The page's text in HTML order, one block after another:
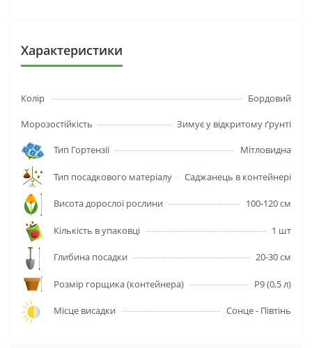
Характеристики
Колір Бордовий
Морозостійкість Зимує у відкритому ґрунті
Тип Гортензії Мітловидна
Тип посадкового матеріалу Саджанець в контейнері
Висота дорослої рослини 100-120 см
Кількість в упаковці 1 шт
Глибина посадки 20-30 см
Розмір горщика (контейнера) P9 (0,5 л)
Місце висадки Сонце - Півтінь